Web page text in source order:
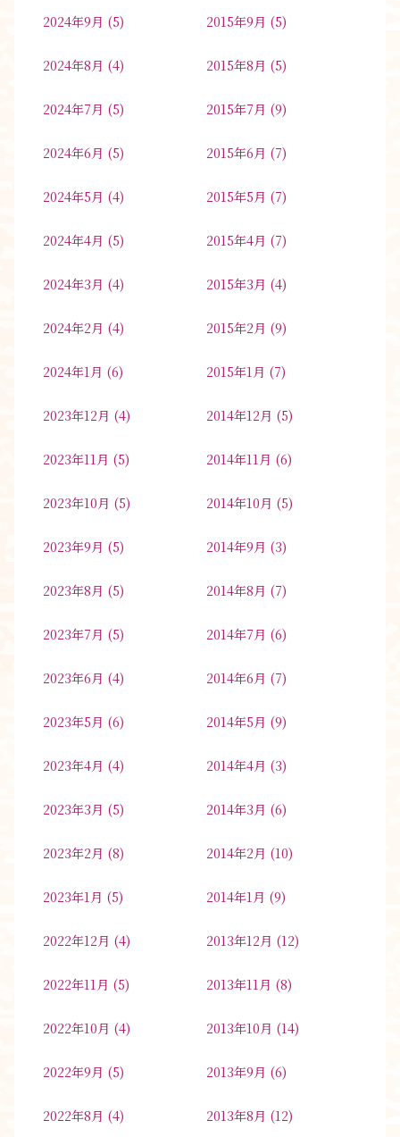
2024年9月 (5)
2024年8月 (4)
2024年7月 (5)
2024年6月 (5)
2024年5月 (4)
2024年4月 (5)
2024年3月 (4)
2024年2月 (4)
2024年1月 (6)
2023年12月 (4)
2023年11月 (5)
2023年10月 (5)
2023年9月 (5)
2023年8月 (5)
2023年7月 (5)
2023年6月 (4)
2023年5月 (6)
2023年4月 (4)
2023年3月 (5)
2023年2月 (8)
2023年1月 (5)
2022年12月 (4)
2022年11月 (5)
2022年10月 (4)
2022年9月 (5)
2022年8月 (4)
2015年9月 (5)
2015年8月 (5)
2015年7月 (9)
2015年6月 (7)
2015年5月 (7)
2015年4月 (7)
2015年3月 (4)
2015年2月 (9)
2015年1月 (7)
2014年12月 (5)
2014年11月 (6)
2014年10月 (5)
2014年9月 (3)
2014年8月 (7)
2014年7月 (6)
2014年6月 (7)
2014年5月 (9)
2014年4月 (3)
2014年3月 (6)
2014年2月 (10)
2014年1月 (9)
2013年12月 (12)
2013年11月 (8)
2013年10月 (14)
2013年9月 (6)
2013年8月 (12)